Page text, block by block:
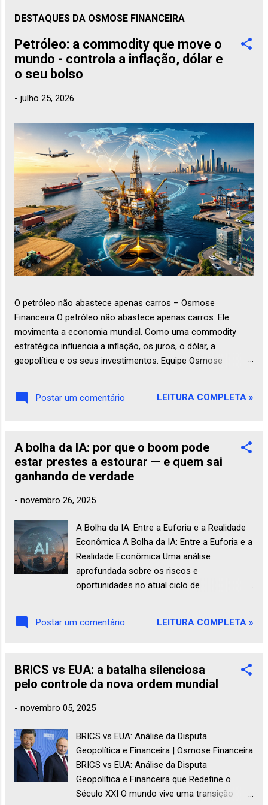
DESTAQUES DA OSMOSE FINANCEIRA
Petróleo: a commodity que move o
mundo - controla a inflação, dólar e
o seu bolso
- julho 25, 2026
O petróleo não abastece apenas carros – Osmose
Financeira O petróleo não abastece apenas carros. Ele
movimenta a economia mundial. Como uma commodity
estratégica influencia a inflação, os juros, o dólar, a
geopolítica e os seus investimentos. Equipe Osmose
petróleo: muito mais que combustível – o sangue da
economia moderna Quando ouvimos falar em petróleo, a
preço cada vez mais alto. Essa associação faz sentido:
afinal, carros, caminhõ...
Postar um comentário LEITURA COMPLETA »
A bolha da IA: por que o boom pode
estar prestes a estourar — e quem sai
ganhando de verdade
- novembro 26, 2025
A Bolha da IA: Entre a Euforia e a Realidade
Econômica A Bolha da IA: Entre a Euforia e a
Realidade Econômica Uma análise
aprofundada sobre os riscos e
oportunidades no atual ciclo de
fim da bolha de IA? O cheiro de 1999 (mas
sensação familiar: a euforia, o capital
correndo atrás de qualquer pitch com a
que resultados operacionais. Alguns
ciclo à bolha das pontocom — e com razão.
OpenAI, Anthropic e outros gigantes
privados receberam ou atraíram somas que
poucos imaginariam há cinco anos; cheg...
Postar um comentário LEITURA COMPLETA »
BRICS vs EUA: a batalha silenciosa
pelo controle da nova ordem mundial
- novembro 05, 2025
BRICS vs EUA: Análise da Disputa
Geopolítica e Financeira | Osmose Financeira
BRICS vs EUA: Análise da Disputa
Geopolítica e Financeira que Redefine o
Século XXI O mundo vive uma transição